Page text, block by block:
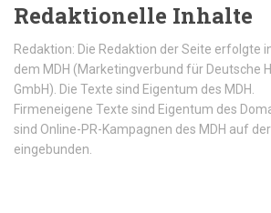
Redaktionelle Inhalte
Redaktion: Die Redaktion der Seite erfolgte
dem MDH (Marketingverbund für Deutsche
GmbH). Die Texte sind Eigentum des MDH.
Firmeneigene Texte sind Eigentum des
sind Online-PR-Kampagnen des MDH auf
eingebunden.